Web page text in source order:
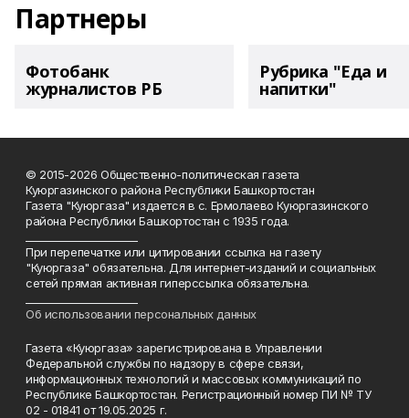
Партнеры
Фотобанк
журналистов РБ
Рубрика "Еда и
напитки"
© 2015-2026 Общественно-политическая газета
Куюргазинского района Республики Башкортостан
Газета "Куюргаза" издается в с. Ермолаево Куюргазинского
района Республики Башкортостан с 1935 года.
При перепечатке или цитировании ссылка на газету
"Куюргаза" обязательна. Для интернет-изданий и социальных
сетей прямая активная гиперссылка обязательна.
Об использовании персональных данных
Газета «Куюргаза» зарегистрирована в Управлении
Федеральной службы по надзору в сфере связи,
информационных технологий и массовых коммуникаций по
Республике Башкортостан. Регистрационный номер ПИ № ТУ
02 - 01841 от 19.05.2025 г.